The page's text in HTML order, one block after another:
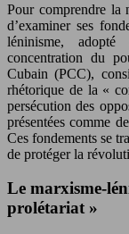
Pour comprendre la
d’examiner ses
léninisme,
concentration du
Cubain (PCC),
rhétorique de la «
persécution des
présentées comme
Ces fondements se
de protéger la
Le marxisme-
prolétariat »